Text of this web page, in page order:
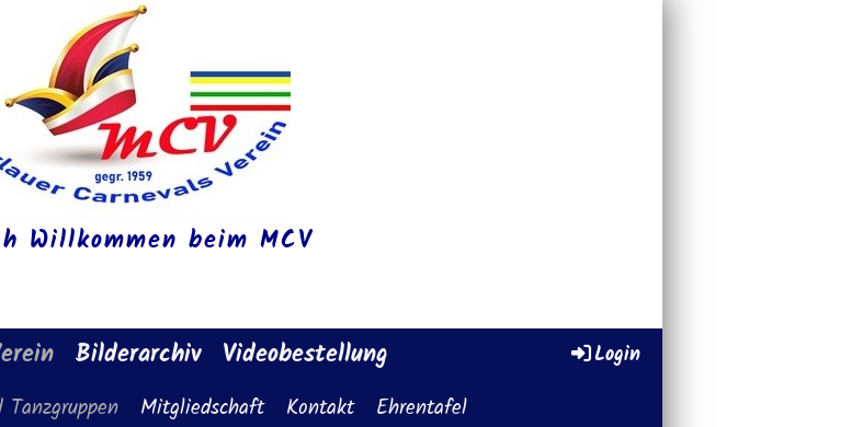
Willkommen beim MCV
Bilderarchiv Videobestellung Login
Mitgliedschaft Kontakt Ehrentafel